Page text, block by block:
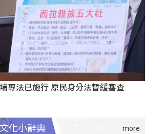
專法已施行 原民身分法暫緩審查
文化小辭典